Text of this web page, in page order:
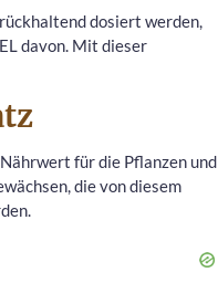
dosiert werden,
davon. Mit dieser
für die Pflanzen und
die von diesem